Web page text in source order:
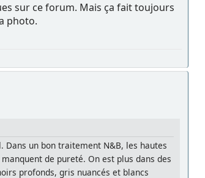
sur ce forum. Mais ça fait toujours
photo.
un bon traitement N&B, les hautes
de pureté. On est plus dans des
profonds, gris nuancés et blancs